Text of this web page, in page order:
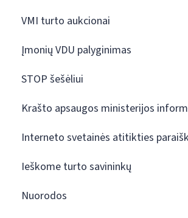
VMI turto aukcionai
Įmonių VDU palyginimas
STOP šešėliui
Krašto apsaugos ministerijos
Interneto svetainės atitikties
Ieškome turto savininkų
Nuorodos